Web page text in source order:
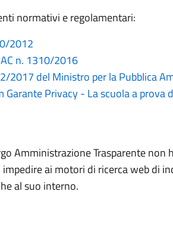
normativi e regolamentari:
2012
n. 1310/2016
2017 del Ministro per la Pubblica
Garante Privacy - La scuola a prova
Amministrazione Trasparente non
ai motori di ricerca web di
al suo interno.